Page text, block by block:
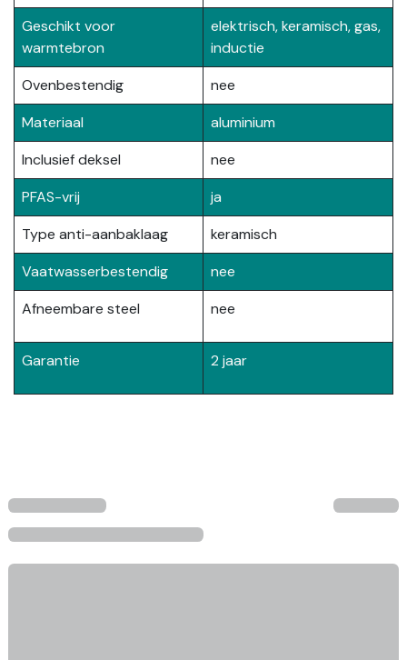
Geschikt voor
warmtebron
elektrisch, keramisch, gas,
inductie
Ovenbestendig
nee
Materiaal
aluminium
Inclusief deksel
nee
PFAS-vrij
ja
Type anti-aanbaklaag
keramisch
Vaatwasserbestendig
nee
Afneembare steel
nee
Garantie 2 jaar